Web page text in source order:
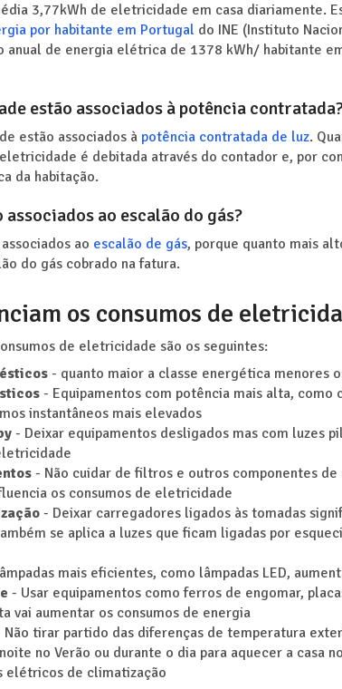
3,77kWh de eletricidade em casa diariamente.
por habitante em Portugal do INE (Instituto
anual de energia elétrica de 1378 kWh/ habitante
estão associados à potência
estão associados à potência contratada de luz.
é debitada através do contador e, por
da habitação.
associados ao escalão do gás?
ao escalão de gás, porque quanto mais
do gás cobrado na fatura.
os consumos de
de eletricidade são os seguintes:
- quanto maior a classe energética menores
- Equipamentos com potência mais alta, como
instantâneos mais elevados
- Deixar equipamentos desligados mas com luzes
- Não cuidar de filtros e outros componentes
os consumos de eletricidade
- Deixar carregadores ligados às tomadas
se aplica a luzes que ficam ligadas por
mais eficientes, como lâmpadas LED,
- Usar equipamentos como ferros de engomar,
vai aumentar os consumos de energia
Não tirar partido das diferenças de temperatura
no Verão ou durante o dia para aquecer a casa
elétricos de climatização